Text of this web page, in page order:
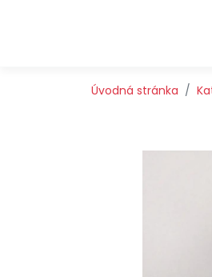
Úvodná stránka